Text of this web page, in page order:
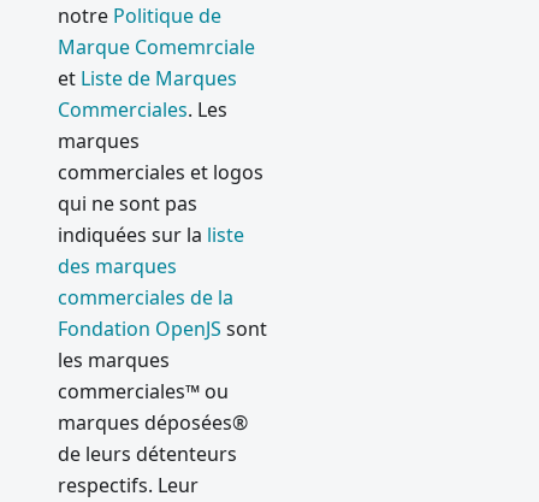
notre Politique de
Marque Comemrciale
et Liste de Marques
Commerciales. Les
marques
commerciales et logos
qui ne sont pas
indiquées sur la liste
des marques
commerciales de la
Fondation OpenJS sont
les marques
commerciales™ ou
marques déposées®
de leurs détenteurs
respectifs. Leur